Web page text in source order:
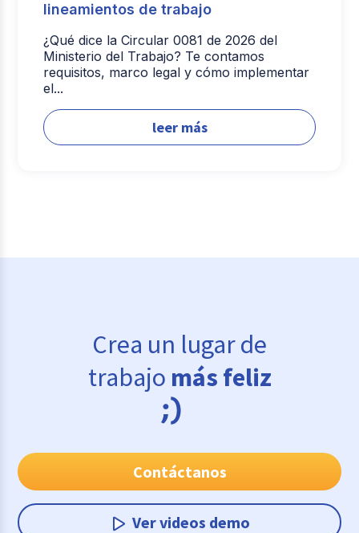
lineamientos de trabajo
¿Qué dice la Circular 0081 de 2026 del
Ministerio del Trabajo? Te contamos
requisitos, marco legal y cómo implementar
el...
leer más
Crea un lugar de
trabajo más feliz
Contáctanos
Ver videos demo